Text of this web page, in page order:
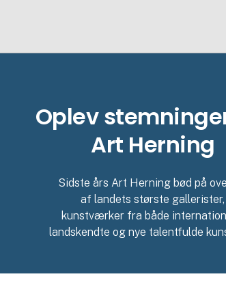
Oplev
Art Herning
Sidste års Art Herning bød på
af landets største gallerister,
kunstværker fra både
landskendte og nye talentfulde